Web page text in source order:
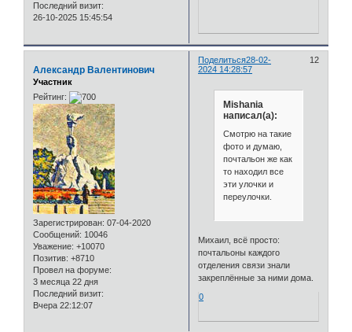
Последний визит:
26-10-2025 15:45:54
Поделиться 12
28-02-
2024 14:28:57
Александр Валентинович
Участник
Рейтинг:
Зарегистрирован: 07-04-2020
Сообщений: 10046
Уважение: +10070
Позитив: +8710
Провел на форуме:
3 месяца 22 дня
Последний визит:
Вчера 22:12:07
Mishania
написал(а):
Смотрю на такие
фото и думаю,
почтальон же как
то находил все
эти улочки и
переулочки.
Михаил, всё просто:
почтальоны каждого
отделения связи знали
закреплённые за ними дома.
0